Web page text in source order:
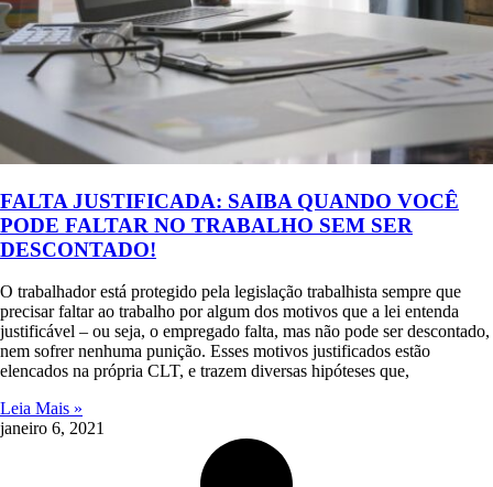
FALTA JUSTIFICADA: SAIBA QUANDO VOCÊ
PODE FALTAR NO TRABALHO SEM SER
DESCONTADO!
O trabalhador está protegido pela legislação trabalhista sempre que
precisar faltar ao trabalho por algum dos motivos que a lei entenda
justificável – ou seja, o empregado falta, mas não pode ser descontado,
nem sofrer nenhuma punição. Esses motivos justificados estão
elencados na própria CLT, e trazem diversas hipóteses que,
Leia Mais »
janeiro 6, 2021